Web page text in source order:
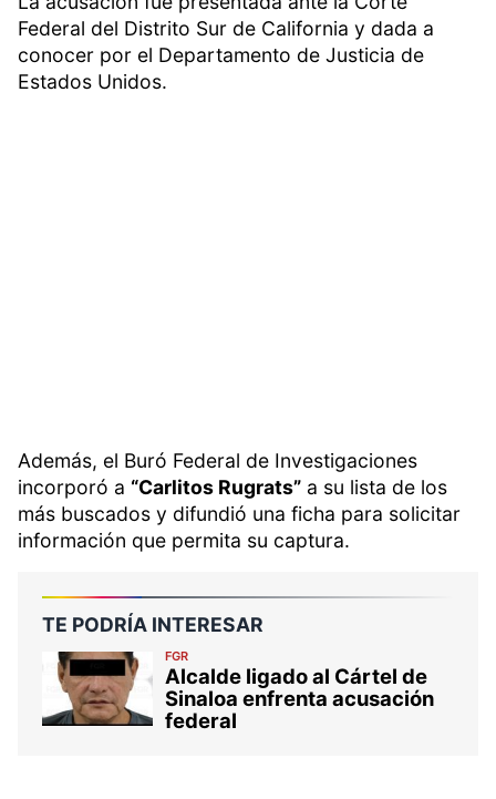
Federal del Distrito Sur de California y dada a
conocer por el Departamento de Justicia de
Estados Unidos.
Además, el Buró Federal de Investigaciones
incorporó a “Carlitos Rugrats” a su lista de los
más buscados y difundió una ficha para solicitar
información que permita su captura.
TE PODRÍA INTERESAR
FGR
Alcalde ligado al Cártel de
Sinaloa enfrenta acusación
federal